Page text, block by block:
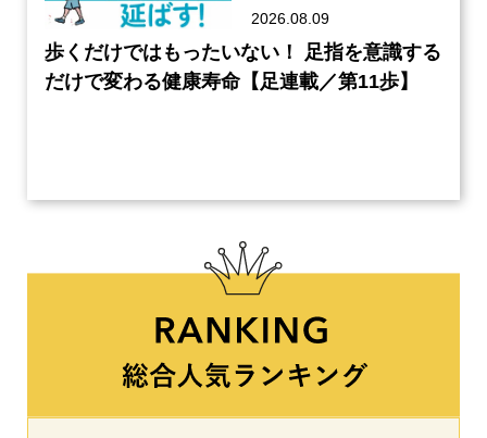
2026.08.09
歩くだけではもったいない！ 足指を意識する
だけで変わる健康寿命【足連載／第11歩】